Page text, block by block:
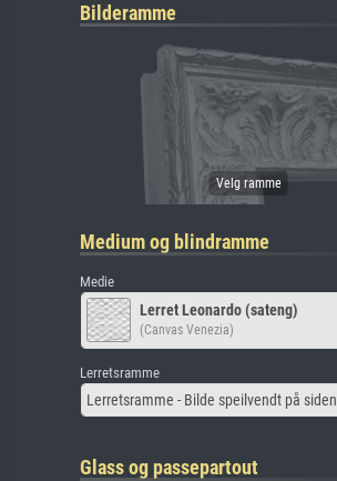
Bilderamme
Medium og blindramme
Medie
Lerret Leonardo (sateng)
(Canvas Venezia)
Lerretsramme
Lerretsramme - Bilde speilvendt på siden
Glass og passepartout